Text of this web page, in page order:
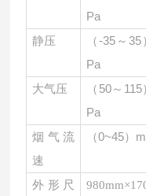
Pa
静压 （-35～35
Pa
大气压 （ 50～115
Pa
烟气流
速
（0~45）
外形尺